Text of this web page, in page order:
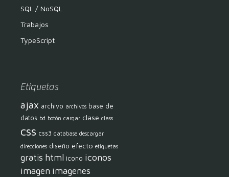
SQL / NoSQL
Trabajos
TypeScript
Etiquetas
ajax archivo archivos base de
datos bd botón cargar clase class
css css3 database descargar
direcciones diseño efecto etiquetas
gratis html icono iconos
imagen imagenes